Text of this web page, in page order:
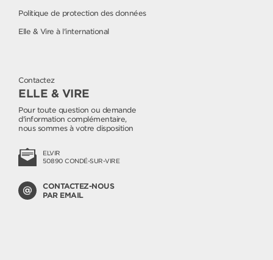
Politique de protection des données
Elle & Vire à l'international
Contactez
ELLE & VIRE
Pour toute question ou demande
d'information complémentaire,
nous sommes à votre disposition
ELVIR
50890 CONDÉ-SUR-VIRE
CONTACTEZ-NOUS
PAR EMAIL